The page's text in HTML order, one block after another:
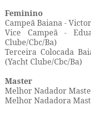
Feminino
Campeã Baiana -
Vice Campeã -
Clube/Cbc/Ba)
Terceira Colocada
(Yacht Clube/Cbc/Ba)
Master
Melhor Nadador
Melhor Nadadora